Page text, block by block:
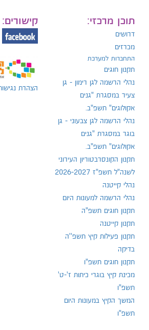
תוכן מרכזי:
דרושים
מכרזים
התחברות למערכת
תקנון חוגים
נהלי הרשמה לגן רימון - גן
צעיר במסגרת "גנים
אקולוגים" תשפ"ב.
נהלי הרשמה לגן צבעוני - גן
בוגר במסגרת "גנים
אקולוגים" תשפ"ב.
תקנון הקונסרבטוריון העירוני
לשנה"ל תשפ"ז 2026-2027
נהלי קייטנה
נהלי הרשמה למעונות היום
תקנון חוגים תשפ"ה
תקנון קייטנה
תקנון פעילות קיץ תשפ''ה
בדיקה
תקנון חוגים תשפ"ו
מכינת קיץ בוגרי כיתות ז'-ט'
תשפ"ו
המשך הקיץ במעונות היום
תשפ"ו
קישורים:
הצהרת נגישות